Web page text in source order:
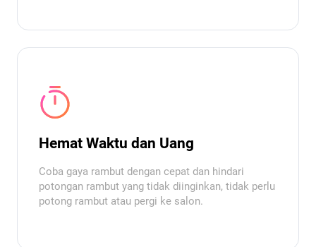
Hemat Waktu dan Uang
Coba gaya rambut dengan cepat dan hindari
potongan rambut yang tidak diinginkan, tidak perlu
potong rambut atau pergi ke salon.